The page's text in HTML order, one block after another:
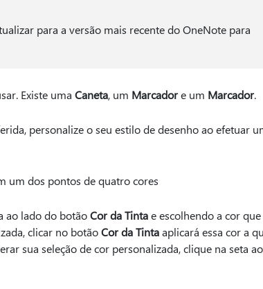
para a versão mais recente do OneNote para
Existe uma Caneta, um Marcadore um Marcador.
personalize o seu estilo de desenho ao efetuar
um dos pontos de quatro cores
ao lado do botãoCor da Tintae escolhendo a cor
clicar no botãoCor da Tintaaplicará essa cor a
sua seleção de cor personalizada, clique na seta